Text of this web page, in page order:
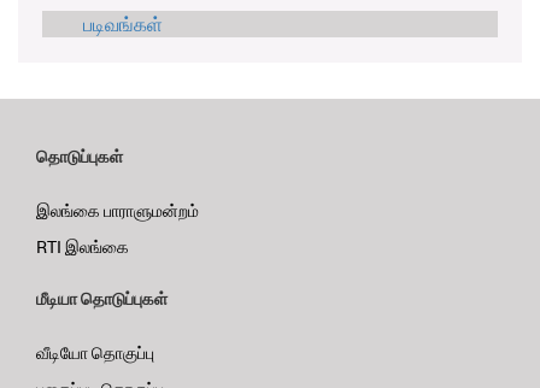
படிவங்கள்
தொடுப்புகள்
இலங்கை பாராளுமன்றம்
RTI இலங்கை
மீடியா தொடுப்புகள்
வீடியோ தொகுப்பு